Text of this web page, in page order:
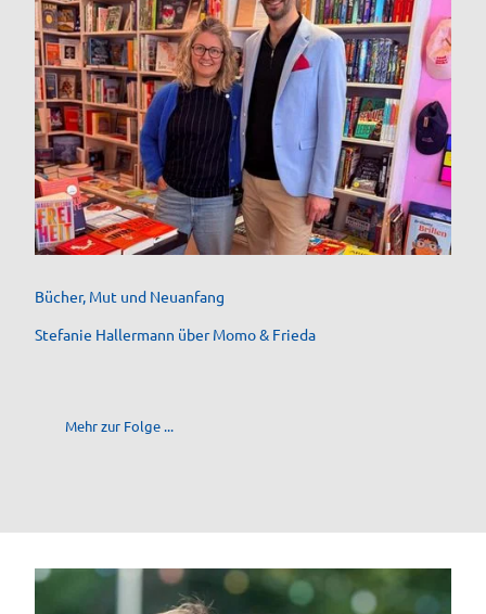
Stefanie Hallermann und Johann Struck im Buchladen momo & frieda
Bücher, Mut und Neuanfang
Stefanie Hallermann über Momo & Frieda
Mehr zur Folge ...